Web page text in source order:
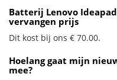
Batterij Lenovo
vervangen prijs
Dit kost bij ons € 70.00.
Hoelang gaat mijn
mee?